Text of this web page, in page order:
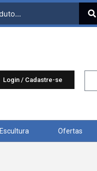
Login / Cadastre-se
Escultura Ofertas